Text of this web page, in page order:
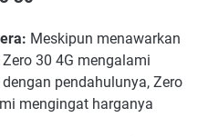
Meskipun menawarkan
30 4G mengalami
pendahulunya, Zero
mengingat harganya